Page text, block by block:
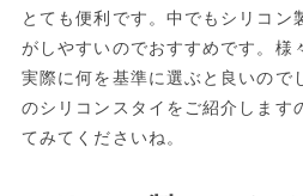
とても便利です。中でもシリコン
がしやすいのでおすすめです。様
実際に何を基準に選ぶと良いので
のシリコンスタイをご紹介します
てみてくださいね。